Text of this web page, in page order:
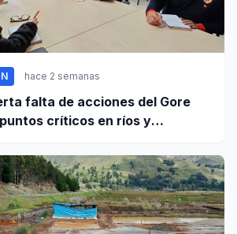
hace 2 semanas
falta de acciones del Gore
críticos en ríos y